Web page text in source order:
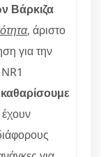
Βάρκιζα
, άριστο
για την